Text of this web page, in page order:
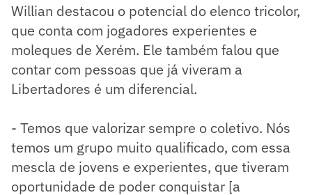
Willian destacou o potencial do elenco tricolor,
que conta com jogadores experientes e
moleques de Xerém. Ele também falou que
contar com pessoas que já viveram a
Libertadores é um diferencial.
- Temos que valorizar sempre o coletivo. Nós
temos um grupo muito qualificado, com essa
mescla de jovens e experientes, que tiveram
oportunidade de poder conquistar [a